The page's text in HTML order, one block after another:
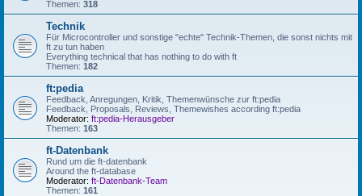
Themen: 318
Technik
Für Microcontroller und sonstige "echte" Technik-Themen, die sonst nichts mit
ft zu tun haben
Everything technical that has nothing to do with ft
Themen: 182
ft:pedia
Feedback, Anregungen, Kritik, Themenwünsche zur ft:pedia
Feedback, Proposals, Reviews, Themewishes according ft:pedia
Moderator: ft:pedia-Herausgeber
Themen: 163
ft-Datenbank
Rund um die ft-datenbank
Around the ft-database
Moderator: ft-Datenbank-Team
Themen: 161